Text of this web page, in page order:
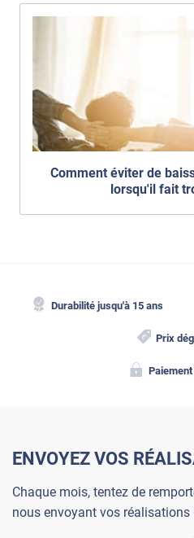
Comment éviter de
lorsqu'il fait
Durabilité jusqu'à 15 ans
Prix
ENVOYEZ VOS
Chaque mois, tentez de
nous envoyant vos réalisations